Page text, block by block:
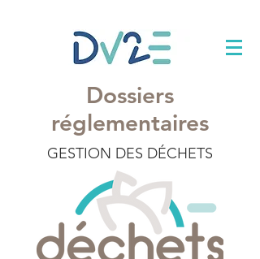
Dossiers
réglementaires
GESTION DES DÉCHETS